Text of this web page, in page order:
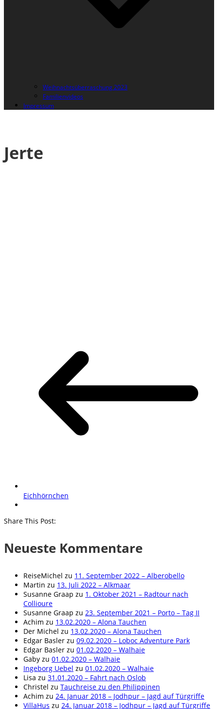
Weihnachtsüberraschung 2023
Familienvideos
Impressum
Jerte
Eichhörnchen
Share This Post:
Neueste Kommentare
ReiseMichel zu 11. September 2022 – Alberobello
Martin zu 13. Juli 2022 – Alkmaar
Susanne Graap zu 1. Oktober 2021 – Radtour nach
Collioure
Susanne Graap zu 23. September 2021 – Porto – Tag II
Achim zu 13.02.2020 – Alona Tauchen
Der Michel zu 13.02.2020 – Alona Tauchen
Edgar Basler zu 09.02.2020 – Loboc Adventure Park
Edgar Basler zu 01.02.2020 – Walhaie
Gaby zu 01.02.2020 – Walhaie
Ingeborg Uebel zu 01.02.2020 – Walhaie
Lisa zu 31.01.2020 – Fahrt nach Oslob
Christel zu Tauchreise zu den Philippinen
Achim zu 24. Januar 2018 – Jodhpur – Jagd auf Türgriffe
VillaHus zu 24. Januar 2018 – Jodhpur – Jagd auf Türgriffe